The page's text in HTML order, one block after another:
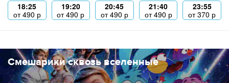
18:25
от490 р
19:20
от490 р
20:45
от490 р
21:40
от490 р
23:55
от370 р
Смешарики сквозь вселенные